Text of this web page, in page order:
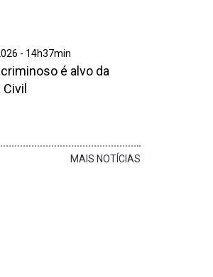
- 14h37min
é alvo da
MAIS NOTÍCIAS